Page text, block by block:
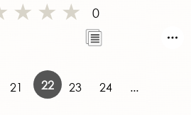
0
21 22 23 24
...